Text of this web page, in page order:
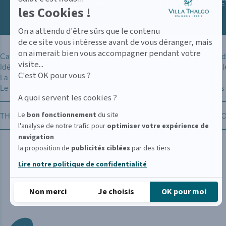
les Cookies !
On a attendu d'être sûrs que le contenu
de ce site vous intéresse avant de vous déranger, mais
on aimerait bien vous accompagner pendant votre
visite...
C'est OK pour vous ?
A quoi servent les cookies ?
Le bon fonctionnement du site
l'analyse de notre trafic pour optimiservotre expérience de
navigation
la proposition de publicités ciblées par des tiers
Lire notre politique de confidentialité
Non merci Je choisis OK pour moi
Plateforme de Gestion du Consentement :
ABONNEZ-VOUS À NOTRE
Carte des soins
Idées cadeaux
La VILLA THALGO
Le Club
Politique
Mentions
CGV
THALGO